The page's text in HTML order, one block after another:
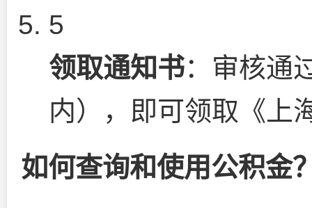
5
领取通知书：审核通
内），即可领取《上
如何查询和使用公积金